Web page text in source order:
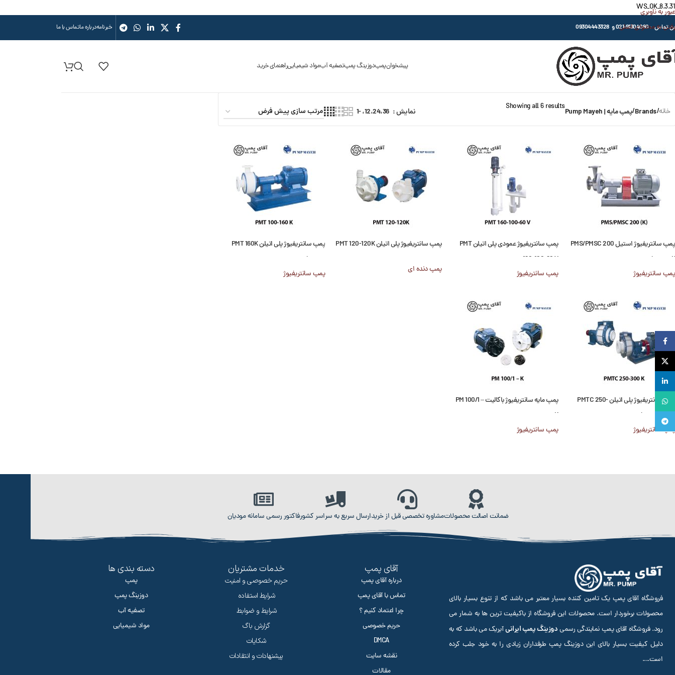
WS_OK_8.3.31
عبور به ناوبری
رفتن به محتوای اصلی
: 91304080-021 و 09304443328 خبرنامهدرباره ماتماس با ما
پیشخوانپمپدوزینگ پمپتصفیه آبمواد شیمیاییراهنمای خرید
خانه/
Brands
/پمپ مایه | Pump Mayeh Showing all 6 results نمایش 12،24،36، -1
پمپ سانتریفیوژ استیل PMS/PMSC 200
K پمپ‌ مایه
پمپ سانتریفیوژ
پمپ سانتریفیوژ عمودی پلی اتیلن PMT
160-100-60 V
پمپ سانتریفیوژ
پمپ سانتریفیوژ پلی اتیلن PMT 120-120K
پمپ دنده ای
پمپ سانتریفیوژ پلی اتیلن PMT 160K
پمپ‌ مایه
پمپ سانتریفیوژ
پمپ سانتریفیوژ پلی اتیلن PMTC 250-
300 K پمپ‌مایه
پمپ سانتریفیوژ
پمپ مایه سانتریفیوژ باکالیت PM 100/1 –
K
پمپ سانتریفیوژ
ضمانت اصالت محصولاتمشاوره تخصصی قبل از خریدارسال سریع به سراسر کشورفاکتور رسمی سامانه مودیان
فروشگاه آقای پمپ یک تامین کننده بسیار معتبر می باشد که از تنوع بسیار بالای
محصولات برخوردار است. محصولات این فروشگاه از باکیفیت ترین ها به شمار می
رود. فروشگاه آقای پمپ نمایندگی رسمیدوزینگ پمپ ایرانیآیریک می باشد که به
دلیل کیفیت بسیار بالای این دوزینگ پمپ طرفداران زیادی را به خود جلب کرده
است....
آقای پمپ
درباره آقای پمپ
تماس با آقای پمپ
چرا اعتماد کنیم ؟
حریم خصوصی
DMCA
نقشه سایت
مقالات
خدمات مشتریان
حریم خصوصی و امنیت
شرایط استفاده
شرایط و ضوابط
گزارش باگ
شکایات
پیشنهادات و انتقادات
دسته بندی ها
پمپ
دوزینگ پمپ
تصفیه آب
مواد شیمیایی
Facebook
X
لینکدین
واتساپ